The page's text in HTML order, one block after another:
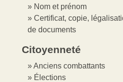
Nom et prénom
Certificat, copie,
de documents
Citoyenneté
Anciens combattants
Élections